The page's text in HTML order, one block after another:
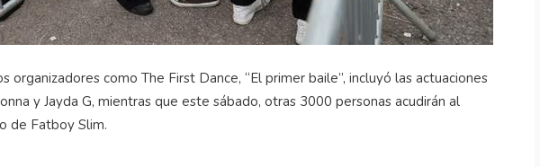
organizadores como The First Dance, “El primer baile”, incluyó las actuaciones
y Jayda G, mientras que este sábado, otras 3000 personas acudirán al
de Fatboy Slim.